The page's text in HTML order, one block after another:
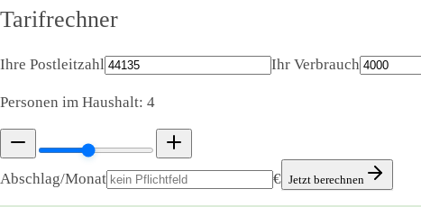
Tarifrechner
Ihre Postleitzahl Ihr Verbrauch
Personen im Haushalt: 4
Abschlag/Monat € Jetzt berechnen